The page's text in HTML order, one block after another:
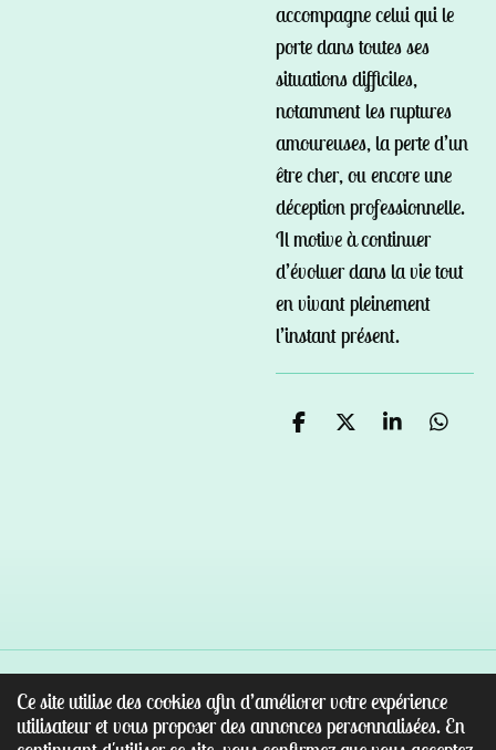
Ce site utilise des cookies afin d’améliorer votre expérience
utilisateur et vous proposer des annonces personnalisées. En
accompagne celui qui le
porte dans toutes ses
situations difficiles,
notamment les ruptures
amoureuses, la perte d’un
être cher, ou encore une
déception professionnelle.
Il motive à continuer
d’évoluer dans la vie tout
en vivant pleinement
l’instant présent.
P
P
P
P
© 2022 - 2026 Au paradis des pierres
Propulsé par Webador